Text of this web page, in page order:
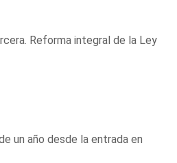
Reforma integral de la Ley
un año desde la entrada en